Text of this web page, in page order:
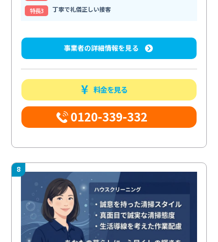
特⻑3
丁寧で礼儀正しい接客
事業者の詳細情報を見る
料金を見る
0120-339-332
8